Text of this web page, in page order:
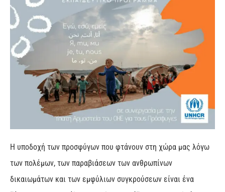
Η υποδοχή των προσφύγων που φτάνουν στη χώρα μας λόγω
των πολέμων, των παραβιάσεων των ανθρωπίνων
δικαιωμάτων και των εμφύλιων συγκρούσεων είναι ένα